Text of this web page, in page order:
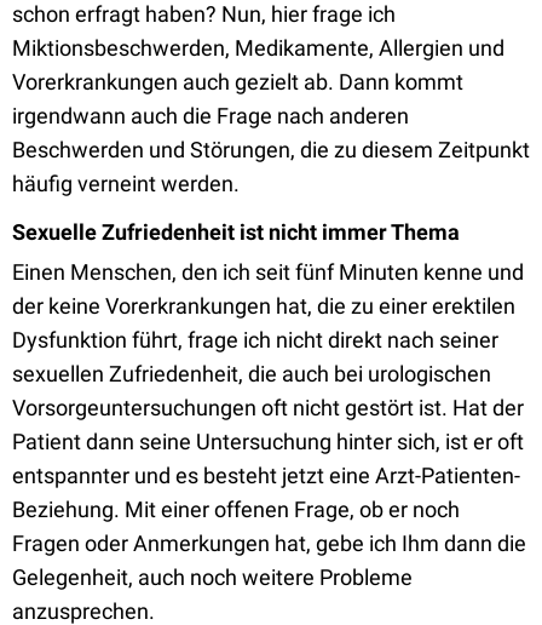
schon erfragt haben? Nun, hier frage ich
Miktionsbeschwerden, Medikamente, Allergien und
Vorerkrankungen auch gezielt ab. Dann kommt
irgendwann auch die Frage nach anderen
Beschwerden und Störungen, die zu diesem Zeitpunkt
häufig verneint werden.
Sexuelle Zufriedenheit ist nicht immer Thema
Einen Menschen, den ich seit fünf Minuten kenne und
der keine Vorerkrankungen hat, die zu einer erektilen
Dysfunktion führt, frage ich nicht direkt nach seiner
sexuellen Zufriedenheit, die auch bei urologischen
Vorsorgeuntersuchungen oft nicht gestört ist. Hat der
Patient dann seine Untersuchung hinter sich, ist er oft
entspannter und es besteht jetzt eine Arzt-Patienten-
Beziehung. Mit einer offenen Frage, ob er noch
Fragen oder Anmerkungen hat, gebe ich Ihm dann die
Gelegenheit, auch noch weitere Probleme
anzusprechen.